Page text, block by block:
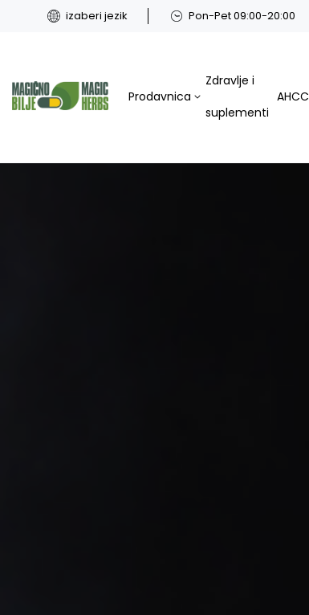
izaberi jezik Pon-Pet 09:00-20:00
Prodavnica
Zdravlje i
suplementi
AHCC